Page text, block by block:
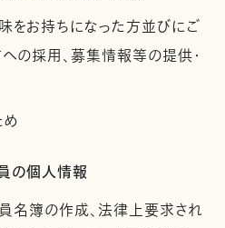
をお持ちになった方並びにご
の採用、募集情報等の提供・
の個人情報
名簿の作成、法律上要求され